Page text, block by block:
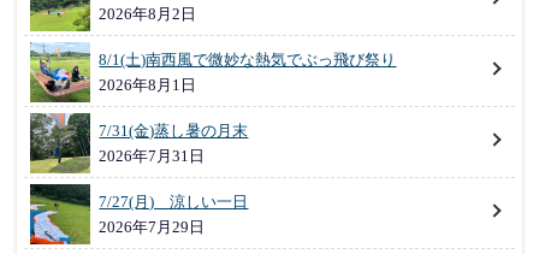
2026年8月2日
8/1(土)南西風で微妙な熱気でぶっ飛び祭り
2026年8月1日
7/31(金)蒸し暑の月末
2026年7月31日
7/27(月) 涼しい一日
2026年7月29日